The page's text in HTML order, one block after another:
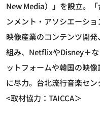
New Media）」を設立。
ンメント・アソシエーシ
映像産業のコンテンツ開
組み、NetflixやDisney＋
ットフォームや韓国の映
に尽力。台北流行音楽セン
<取材協力：TAICCA＞